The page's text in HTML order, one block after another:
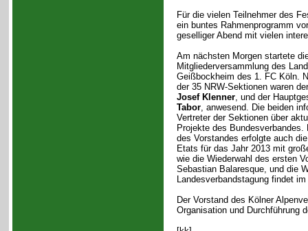
Für die vielen Teilnehmer des
ein buntes Rahmenprogramm
geselliger Abend mit vielen
Am nächsten Morgen startete
Mitgliederversammlung des
Geißbockheim des 1. FC Köln.
der 35 NRW-Sektionen waren
Josef Klenner, und der
Tabor, anwesend. Die beiden
Vertreter der Sektionen über
Projekte des Bundesverbandes.
des Vorstandes erfolgte auch
Etats für das Jahr 2013 mit
wie die Wiederwahl des ersten
Sebastian Balaresque, und die
Landesverbandstagung findet
Der Vorstand des Kölner
Organisation und Durchführung